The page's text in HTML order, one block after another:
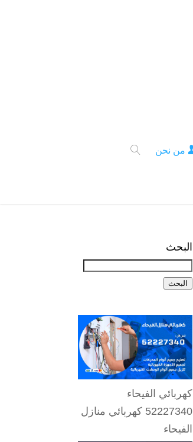
من نحن
البحث
البحث
كهربائي الفيحاء
52227340 كهربائي منازل
الفيحاء